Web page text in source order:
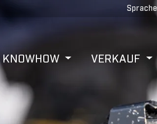
Sprache
KNOWHOW VERKAUF